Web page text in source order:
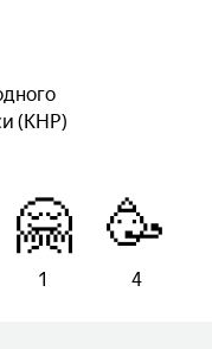
(КНР)
🤗
1
🥳
4